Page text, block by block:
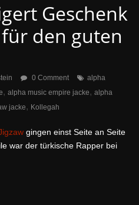
Geschenk
den guten
0 Comment
alpha
, alpha music empire jacke, alpha
jacke, Kollegah
gingen einst Seite an Seite
war der türkische Rapper bei